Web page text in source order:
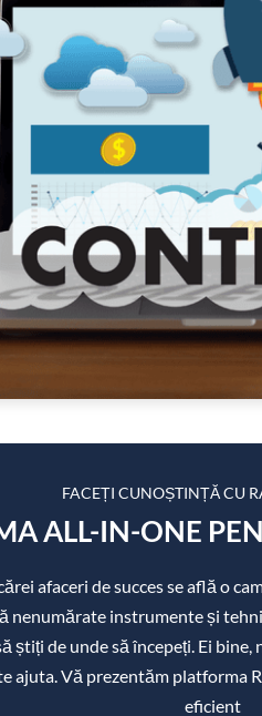
FACEȚI CUNOȘTINȚĂ CU
ALL-IN-ONE
afaceri de succes se află o
nenumărate instrumente și
știți de unde să începeți. Ei
ajuta. Vă prezentăm platforma
eficient